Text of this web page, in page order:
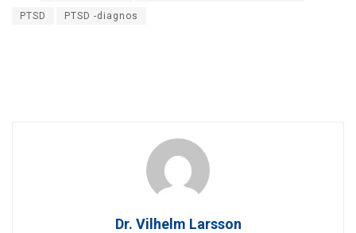
PTSD PTSD -diagnos
Dr. Vilhelm Larsson